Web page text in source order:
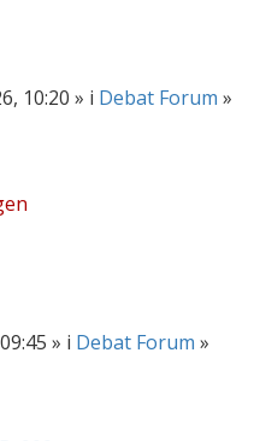
10:20 » i Debat Forum »
» i Debat Forum »